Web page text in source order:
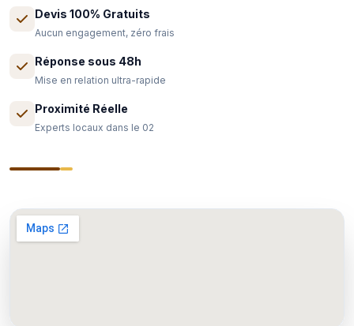
Devis 100% Gratuits
Aucun engagement, zéro frais
Réponse sous 48h
Mise en relation ultra-rapide
Proximité Réelle
Experts locaux dans le 02